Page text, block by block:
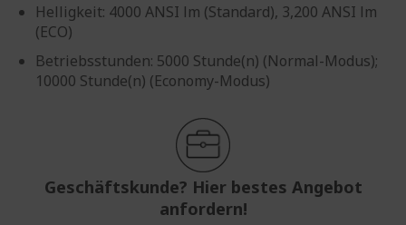
Helligkeit: 4000 ANSI lm (Standard), 3,200 ANSI lm
(ECO)
Betriebsstunden: 5000 Stunde(n) (Normal-Modus);
10000 Stunde(n) (Economy-Modus)
Geschäftskunde? Hier bestes Angebot
anfordern!